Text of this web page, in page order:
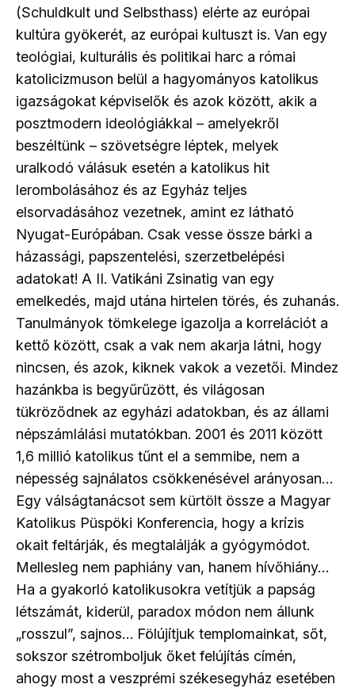
(Schuldkult und Selbsthass) elérte az európai
kultúra gyökerét, az európai kultuszt is. Van egy
teológiai, kulturális és politikai harc a római
katolicizmuson belül a hagyományos katolikus
igazságokat képviselők és azok között, akik a
posztmodern ideológiákkal – amelyekről
beszéltünk – szövetségre léptek, melyek
uralkodó válásuk esetén a katolikus hit
lerombolásához és az Egyház teljes
elsorvadásához vezetnek, amint ez látható
Nyugat-Európában. Csak vesse össze bárki a
házassági, papszentelési, szerzetbelépési
adatokat! A II. Vatikáni Zsinatig van egy
emelkedés, majd utána hirtelen törés, és zuhanás.
Tanulmányok tömkelege igazolja a korrelációt a
kettő között, csak a vak nem akarja látni, hogy
nincsen, és azok, kiknek vakok a vezetői. Mindez
hazánkba is begyűrűzött, és világosan
tükröződnek az egyházi adatokban, és az állami
népszámlálási mutatókban. 2001 és 2011 között
1,6 millió katolikus tűnt el a semmibe, nem a
népesség sajnálatos csökkenésével arányosan…
Egy válságtanácsot sem kürtölt össze a Magyar
Katolikus Püspöki Konferencia, hogy a krízis
okait feltárják, és megtalálják a gyógymódot.
Mellesleg nem paphiány van, hanem hívőhiány…
Ha a gyakorló katolikusokra vetítjük a papság
létszámát, kiderül, paradox módon nem állunk
„rosszul”, sajnos… Fölújítjuk templomainkat, sőt,
sokszor szétromboljuk őket felújítás címén,
ahogy most a veszprémi székesegyház esetében